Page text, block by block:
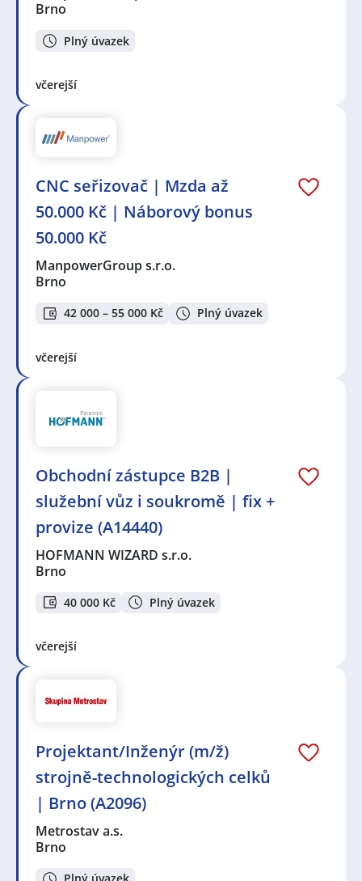
Brno
Plný úvazek
včerejší
CNC seřizovač | Mzda až
50.000 Kč | Náborový bonus
50.000 Kč
ManpowerGroup s.r.o.
Brno
42 000 – 55 000 Kč Plný úvazek
včerejší
Obchodní zástupce B2B |
služební vůz i soukromě | fix +
provize (A14440)
HOFMANN WIZARD s.r.o.
Brno
40 000 Kč Plný úvazek
včerejší
Projektant/Inženýr (m/ž)
strojně-technologických celků
| Brno (A2096)
Metrostav a.s.
Brno